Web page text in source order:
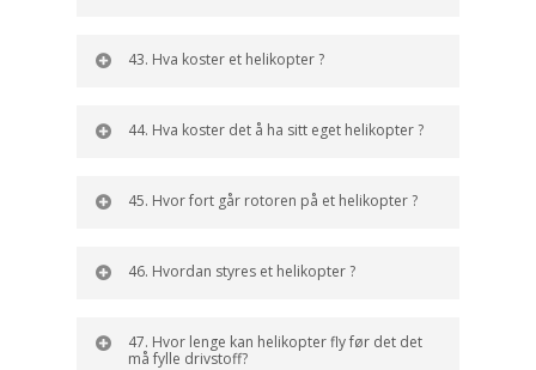
43. Hva koster et helikopter ?
44. Hva koster det å ha sitt eget helikopter ?
45. Hvor fort går rotoren på et helikopter ?
46. Hvordan styres et helikopter ?
47. Hvor lenge kan helikopter fly før det det
må fylle drivstoff?